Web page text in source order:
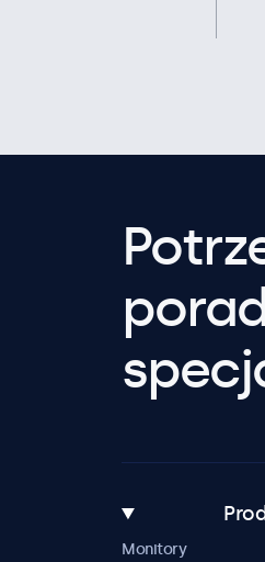
Monitory